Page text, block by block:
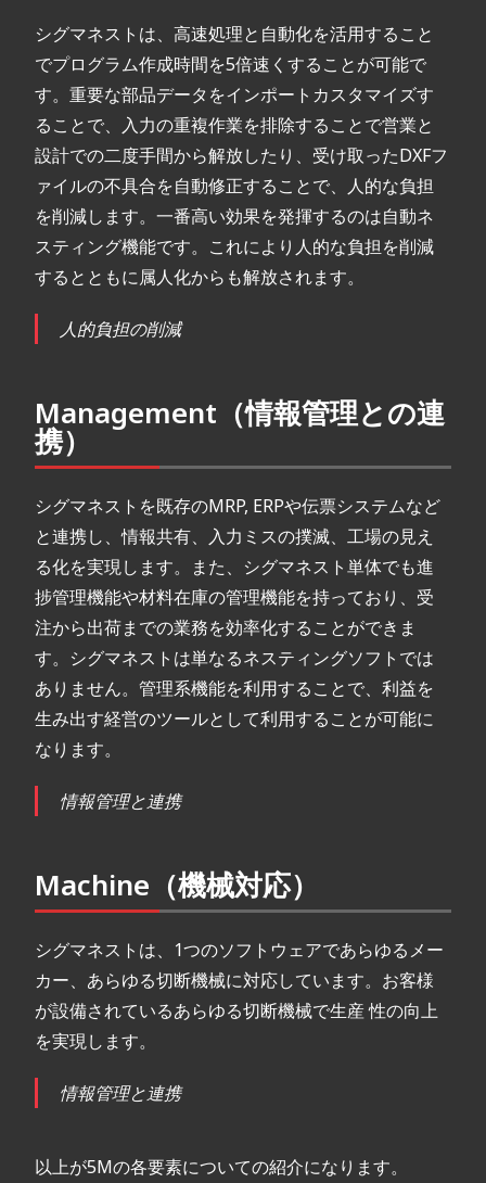
シグマネストは、高速処理と自動化を活用すること
でプログラム作成時間を5倍速くすることが可能で
す。重要な部品データをインポートカスタマイズす
ることで、入力の重複作業を排除することで営業と
設計での二度手間から解放したり、受け取ったDXFフ
ァイルの不具合を自動修正することで、人的な負担
を削減します。一番高い効果を発揮するのは自動ネ
スティング機能です。これにより人的な負担を削減
するとともに属人化からも解放されます。
人的負担の削減
Management（情報管理との連
携）
シグマネストを既存のMRP, ERPや伝票システムなど
と連携し、情報共有、入力ミスの撲滅、工場の見え
る化を実現します。また、シグマネスト単体でも進
捗管理機能や材料在庫の管理機能を持っており、受
注から出荷までの業務を効率化することができま
す。シグマネストは単なるネスティングソフトでは
ありません。管理系機能を利用することで、利益を
生み出す経営のツールとして利用することが可能に
なります。
情報管理と連携
Machine（機械対応）
シグマネストは、1つのソフトウェアであらゆるメー
カー、あらゆる切断機械に対応しています。お客様
が設備されているあらゆる切断機械で生産 性の向上
を実現します。
情報管理と連携
以上が5Mの各要素についての紹介になります。